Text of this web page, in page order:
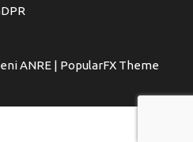
ANRE | PopularFX Theme